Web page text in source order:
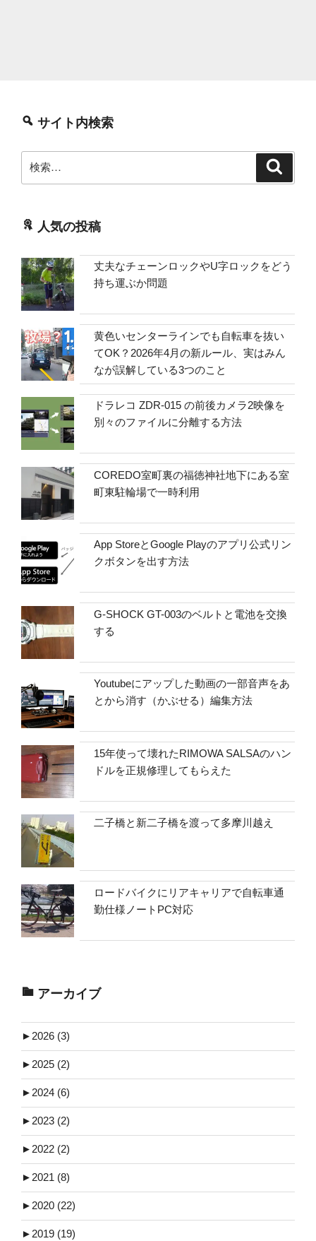
サイト内検索
索:
人気の投稿
丈夫なチェーンロックやU字ロックをどう
持ち運ぶか問題
黄色いセンターラインでも自転車を抜い
てOK？2026年4月の新ルール、実はみん
なが誤解している3つのこと
ドラレコ ZDR-015 の前後カメラ2映像を
別々のファイルに分離する方法
COREDO室町裏の福徳神社地下にある室
町東駐輪場で一時利用
App StoreとGoogle Playのアプリ公式リン
クボタンを出す方法
G-SHOCK GT-003のベルトと電池を交換
する
Youtubeにアップした動画の一部音声をあ
とから消す（かぶせる）編集方法
15年使って壊れたRIMOWA SALSAのハン
ドルを正規修理してもらえた
二子橋と新二子橋を渡って多摩川越え
ロードバイクにリアキャリアで自転車通
勤仕様ノートPC対応
アーカイブ
► 2026 (3)
► 2025 (2)
► 2024 (6)
► 2023 (2)
► 2022 (2)
► 2021 (8)
► 2020 (22)
► 2019 (19)